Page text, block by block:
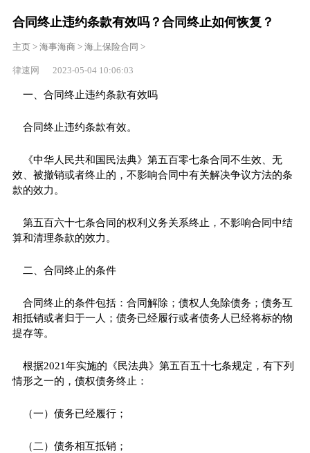
合同终止违约条款有效吗？合同终止如何恢复？
主页> 海事海商> 海上保险合同 >
律速网 2023-05-04 10:06:03
一、合同终止违约条款有效吗
合同终止违约条款有效。
《中华人民共和国民法典》第五百零七条合同不生效、无
效、被撤销或者终止的，不影响合同中有关解决争议方法的条
款的效力。
第五百六十七条合同的权利义务关系终止，不影响合同中结
算和清理条款的效力。
二、合同终止的条件
合同终止的条件包括：合同解除；债权人免除债务；债务互
相抵销或者归于一人；债务已经履行或者债务人已经将标的物
提存等。
根据2021年实施的《民法典》第五百五十七条规定，有下列
情形之一的，债权债务终止：
（一）债务已经履行；
（二）债务相互抵销；